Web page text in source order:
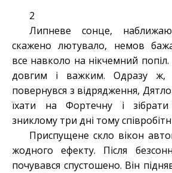
2
Липневе сонце,
скажено лютувало, немов
все навколо на нікчемний
довгим і важким. Одразу ж,
повернувся з відрядження,
їхати на Фортечну і
зниклому три дні тому
Приспущене скло вікон
жодного ефекту. Після
почувався спустошено. Він